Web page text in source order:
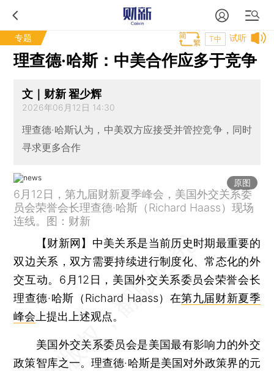
专题 试听
T中
理查德·哈斯：中美合作应多于竞争
文｜财新 翟少辉
2026年06月12日 14:30
理查德·哈斯认为，中美双方应接受并管控竞争，同时
寻求更多合作
原图
6月12日，第九届财新夏季峰会，美国外交关系委
员会荣誉会长理查德·哈斯（Richard Haass）现场
连线。图：财新
【财新网】 中美关系是当前历史时期最重要的
双边关系，双方需要持续进行制度化、常态化的外
交互动。6月12日，美国外交关系委员会荣誉会长
理查德·哈斯（Richard Haass）在第九届财新夏季
峰会 上提出上述观点。
美国外交关系委员会是美国最有影响力的外交
政策智库之一。理查德·哈斯是美国对外政策界的元